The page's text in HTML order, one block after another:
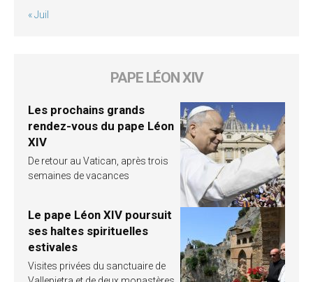
« Juil
PAPE LÉON XIV
Les prochains grands
rendez-vous du pape Léon
XIV
De retour au Vatican, après trois
semaines de vacances
Le pape Léon XIV poursuit
ses haltes spirituelles
estivales
Visites privées du sanctuaire de